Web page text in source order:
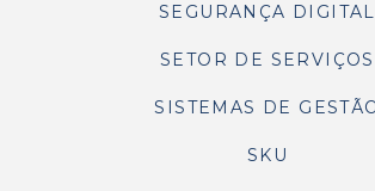
SEGURANÇA DIGITAL
SETOR DE SERVIÇOS
SISTEMAS DE
SKU